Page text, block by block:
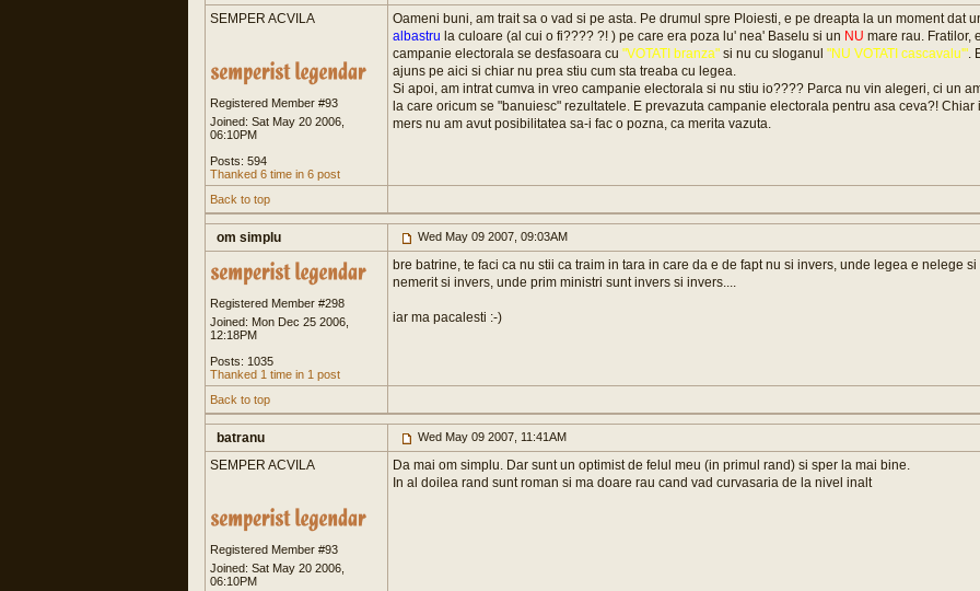
SEMPER ACVILA
Registered Member #93
Joined: Sat May 20 2006,
06:10PM
Posts: 594
Thanked 6 time in 6 post
Oameni buni, am trait sa o vad si pe asta. Pe drumul spre Ploiesti, e pe dreapta la un moment dat
albastru la culoare (al cui o fi???? ?! ) pe care era poza lu' nea' Baselu si un NU mare rau. Fratilor,
campanie electorala se desfasoara cu "VOTATI branza" si nu cu sloganul "NU VOTATI cascavalu'".
ajuns pe aici si chiar nu prea stiu cum sta treaba cu legea.
Si apoi, am intrat cumva in vreo campanie electorala si nu stiu io???? Parca nu vin alegeri, ci un
la care oricum se "banuiesc" rezultatele. E prevazuta campanie electorala pentru asa ceva?! Chiar
mers nu am avut posibilitatea sa-i fac o pozna, ca merita vazuta.
Back to top
om simplu Wed May 09 2007, 09:03AM
Registered Member #298
Joined: Mon Dec 25 2006,
12:18PM
Posts: 1035
Thanked 1 time in 1 post
bre batrine, te faci ca nu stii ca traim in tara in care da e de fapt nu si invers, unde legea e nelege
nemerit si invers, unde prim ministri sunt invers si invers....
iar ma pacalesti :-)
Back to top
batranu Wed May 09 2007, 11:41AM
SEMPER ACVILA
Registered Member #93
Joined: Sat May 20 2006,
06:10PM
Da mai om simplu. Dar sunt un optimist de felul meu (in primul rand) si sper la mai bine.
In al doilea rand sunt roman si ma doare rau cand vad curvasaria de la nivel inalt